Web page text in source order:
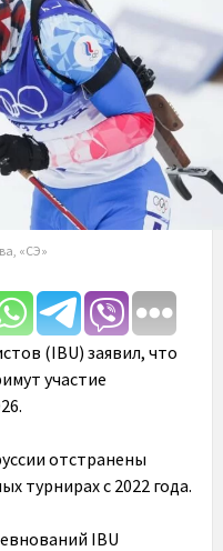
«СЭ»
(IBU) заявил, что
участие
отстранены
турнирах с 2022 года.
IBU